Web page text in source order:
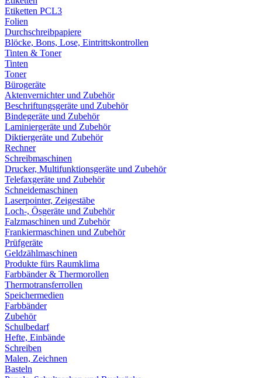
Etiketten PCL3
Folien
Durchschreibpapiere
Blöcke, Bons, Lose, Eintrittskontrollen
Tinten & Toner
Tinten
Toner
Bürogeräte
Aktenvernichter und Zubehör
Beschriftungsgeräte und Zubehör
Bindegeräte und Zubehör
Laminiergeräte und Zubehör
Diktiergeräte und Zubehör
Rechner
Schreibmaschinen
Drucker, Multifunktionsgeräte und Zubehör
Telefaxgeräte und Zubehör
Schneidemaschinen
Laserpointer, Zeigestäbe
Loch-, Ösgeräte und Zubehör
Falzmaschinen und Zubehör
Frankiermaschinen und Zubehör
Prüfgeräte
Geldzählmaschinen
Produkte fürs Raumklima
Farbbänder & Thermorollen
Thermotransferrollen
Speichermedien
Farbbänder
Zubehör
Schulbedarf
Hefte, Einbände
Schreiben
Malen, Zeichnen
Basteln